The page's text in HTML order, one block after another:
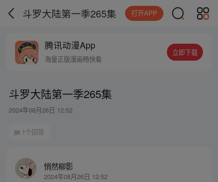
斗罗大陆第一季265集 打开APP
腾讯动漫App
海量正版漫画畅快看
立即下载
斗罗大陆第一季265集
2024年08月26日 12:52
1个回答
悄然柳影
2024年08月26日 12:52